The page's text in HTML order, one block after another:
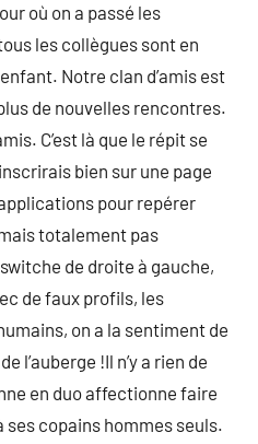
où on a passé les
les collègues sont en
Notre clan d’amis est
de nouvelles rencontres.
C’est là que le répit se
bien sur une page
pour repérer
totalement pas
de droite à gauche,
de faux profils, les
on a la sentiment de
l’auberge !Il n’y a rien de
en duo affectionne faire
ses copains hommes seuls.